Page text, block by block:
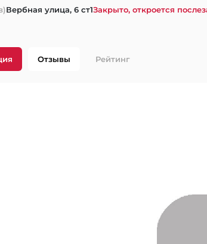
Вербная улица, 6 ст1Закрыто, откроется
Отзывы Рейтинг